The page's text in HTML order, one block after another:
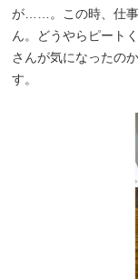
が……。この時、仕事
ん。どうやらピート
さんが気になったの
す。